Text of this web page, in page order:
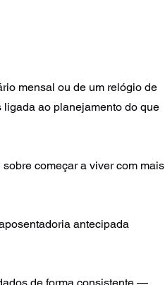
mensal ou de um relógio de
ligada ao planejamento do que
começar a viver com mais
antecipada